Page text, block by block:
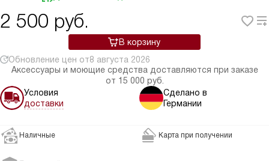
2 500 руб.
В корзину
Обновление цен от8 августа 2026
Аксессуары и моющие средства доставляются при заказе
от 15 000 руб.
Условия
доставки
Сделано в
Германии
Наличные Карта при получении